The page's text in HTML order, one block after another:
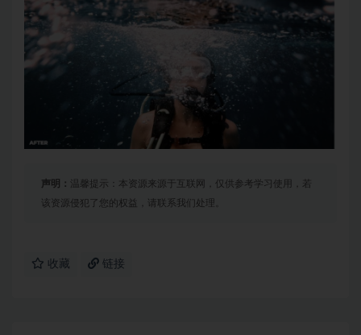
声明： 温馨提示：本资源来源于互联网，仅供参考学习使用，若
该资源侵犯了您的权益，请联系我们处理。
收藏 链接